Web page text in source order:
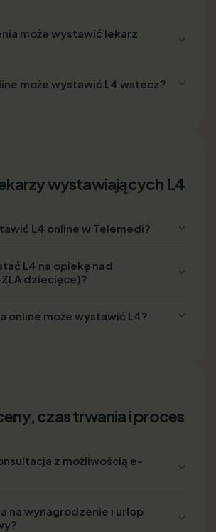
może wystawić lekarz
może wystawić L4 wstecz?
wystawiających L4
L4 online w Telemedi?
L4 na opiekę nad
dziecięce)?
online może wystawić L4?
czas trwania i proces
z możliwością e-
na wynagrodzenie i urlop